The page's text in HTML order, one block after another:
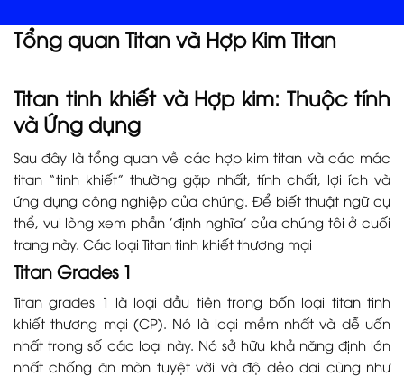
Tổng quan Titan và Hợp Kim Titan
Titan tinh khiết và Hợp kim: Thuộc tính
và Ứng dụng
Sau đây là tổng quan về các hợp kim titan và các mác
titan “tinh khiết” thường gặp nhất, tính chất, lợi ích và
ứng dụng công nghiệp của chúng. Để biết thuật ngữ cụ
thể, vui lòng xem phần 'định nghĩa' của chúng tôi ở cuối
trang này. Các loại Titan tinh khiết thương mại
Titan Grades 1
Titan grades 1 là loại đầu tiên trong bốn loại titan tinh
khiết thương mại (CP). Nó là loại mềm nhất và dễ uốn
nhất trong số các loại này. Nó sở hữu khả năng định lớn
nhất chống ăn mòn tuyệt vời và độ dẻo dai cũng như